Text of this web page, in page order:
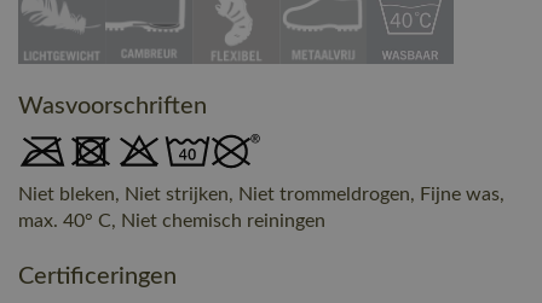
Wasvoorschriften
Niet bleken, Niet strijken, Niet trommeldrogen, Fijne was,
max. 40° C, Niet chemisch reiningen
Certificeringen